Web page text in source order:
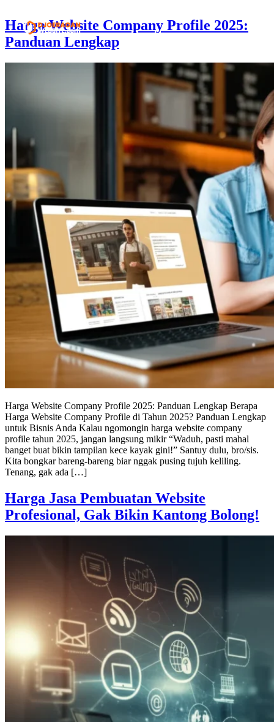
Harga Website Company Profile 2025:
Panduan Lengkap
Harga Website Company Profile 2025: Panduan Lengkap Berapa
Harga Website Company Profile di Tahun 2025? Panduan Lengkap
untuk Bisnis Anda Kalau ngomongin harga website company
profile tahun 2025, jangan langsung mikir “Waduh, pasti mahal
banget buat bikin tampilan kece kayak gini!” Santuy dulu, bro/sis.
Kita bongkar bareng-bareng biar nggak pusing tujuh keliling.
Tenang, gak ada […]
Harga Jasa Pembuatan Website
Profesional, Gak Bikin Kantong Bolong!